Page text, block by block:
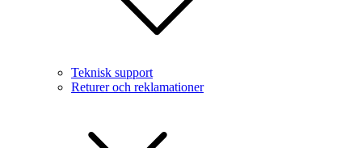
Teknisk support
Returer och reklamationer